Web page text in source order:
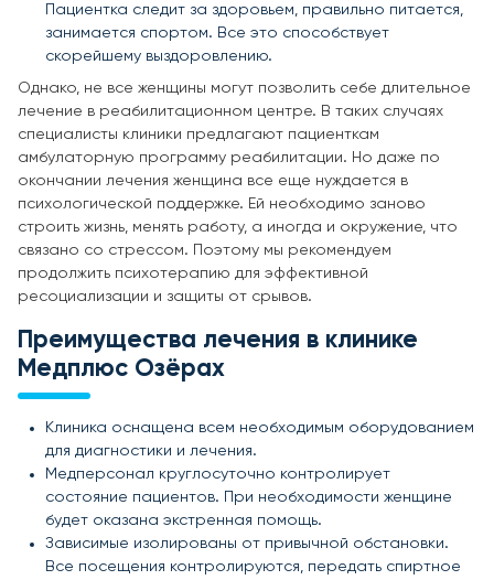
Пациентка следит за здоровьем, правильно питается,
занимается спортом. Все это способствует
скорейшему выздоровлению.
Однако, не все женщины могут позволить себе длительное
лечение в реабилитационном центре. В таких случаях
специалисты клиники предлагают пациенткам
амбулаторную программу реабилитации. Но даже по
окончании лечения женщина все еще нуждается в
психологической поддержке. Ей необходимо заново
строить жизнь, менять работу, а иногда и окружение, что
связано со стрессом. Поэтому мы рекомендуем
продолжить психотерапию для эффективной
ресоциализации и защиты от срывов.
Преимущества лечения в клинике
Медплюс Озёрах
Клиника оснащена всем необходимым оборудованием
для диагностики и лечения.
Медперсонал круглосуточно контролирует
состояние пациентов. При необходимости женщине
будет оказана экстренная помощь.
Зависимые изолированы от привычной обстановки.
Все посещения контролируются, передать спиртное